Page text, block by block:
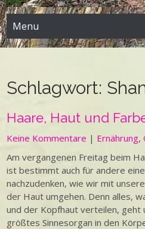
Menu
Schlagwort:
Haare, Haut und
Keine Kommentare | Ernährung,
Am vergangenen Freitag beim
ist bestimmt auch für andere
nachzudenken, wie wir mit
der Haut umgehen. Denn alles,
und der Kopfhaut verteilen, geht
größtes Sinnesorgan in den